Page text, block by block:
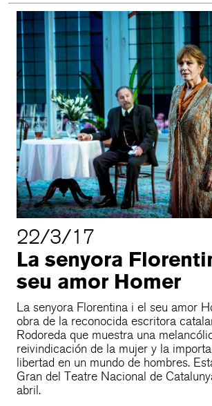
22/3/17
La senyora
seu amor Homer
La senyora Florentina i el seu amor
obra de la reconocida escritora
Rodoreda que muestra una
reivindicación de la mujer y la
libertad en un mundo de hombres.
Gran del Teatre Nacional de
abril.